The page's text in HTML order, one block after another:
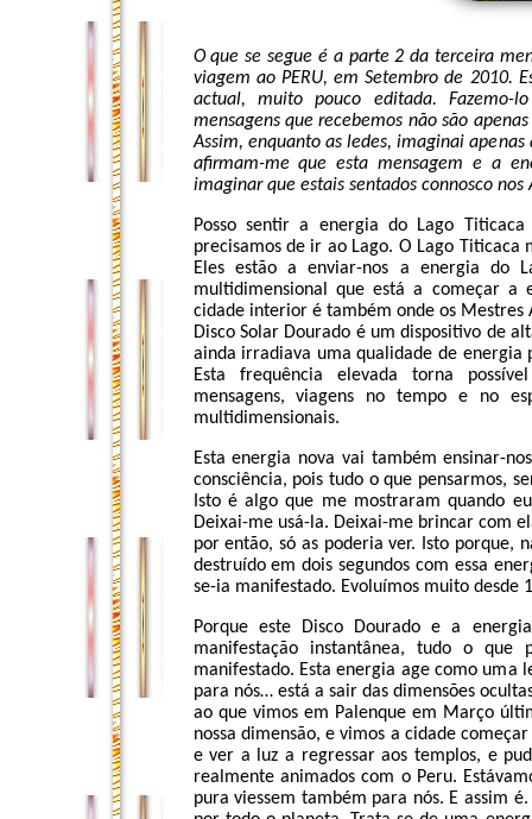
O que se segue é a parte 2 da terceira
viagem ao PERU, em Setembro de 2010.
actual, muito pouco editada. Fazemo-
mensagens que recebemos não são
Assim, enquanto as ledes, imaginai
afirmam-me que esta mensagem e a
imaginar que estais sentados connosco nos
Posso sentir a energia do Lago
precisamos de ir ao Lago. O Lago
Eles estão a enviar-nos a energia do
multidimensional que está a começar a
cidade interior é também onde os Mestres
Disco Solar Dourado é um dispositivo de
ainda irradiava uma qualidade de energia
Esta frequência elevada torna
mensagens, viagens no tempo e no
multidimensionais.
Esta energia nova vai também ensinar-
consciência, pois tudo o que pensarmos,
Isto é algo que me mostraram quando
Deixai-me usá-la. Deixai-me brincar com
por então, só as poderia ver. Isto porque,
destruído em dois segundos com essa
se-ia manifestado. Evoluímos muito desde
Porque este Disco Dourado e a
manifestação instantânea, tudo o
manifestado. Esta energia age como uma
para nós… está a sair das dimensões
ao que vimos em Palenque em Março
nossa dimensão, e vimos a cidade
e ver a luz a regressar aos templos, e
realmente animados com o Peru.
pura viessem também para nós. E assim